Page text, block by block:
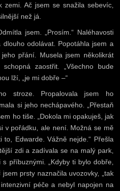
Ač jsem se snažila sebevíc,
než já.
jsem. „Prosím.“ Naléhavosti
odolávat. Popotáhla jsem a
přání. Musela jsem několikrát
zaostřit. „Všechno bude
lží, „je mi dobře –“
stroze. Propalovala jsem ho
si jeho nechápavého. „Přestaň
ho tiše. „Dokola mi opakuješ, jak
v pořádku, ale není. Možná se mě
Edwarde. Vážně nejde.“ Přešla
zdi a zadívala se na malý park,
příbuznými. „Kdyby ti bylo dobře,
jsem prsty naznačila uvozovky, „tak
péče a nebyl napojen na